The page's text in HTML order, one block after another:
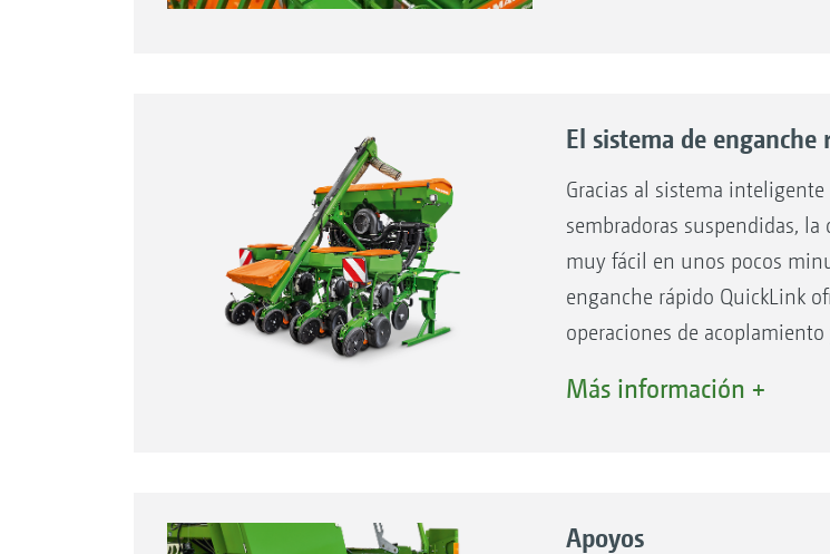
rodillos PW 600, TRW 500/600, KW 580 y KWM 600.El sistema de
Gracias al sistema
sembradoras suspendidas,
muy fácil en unos pocos
enganche rápido QuickLink
operaciones de
perfecto para el uso individual.
Más información +
Apoyos